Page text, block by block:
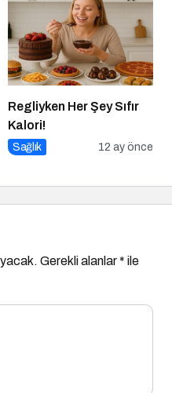
Regliyken Her Şey Sıfır
Kalori!
Sağlık 12 ay önce
Gerekli alanlar* ile